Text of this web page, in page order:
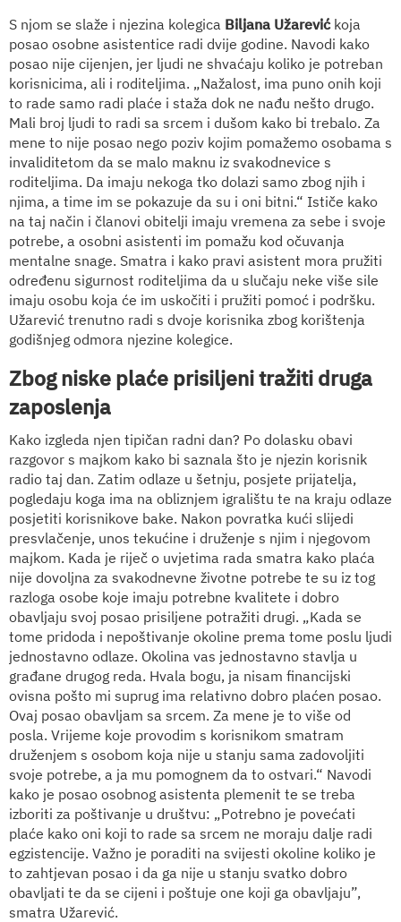
S njom se slaže i njezina kolegica Biljana Užarevićkoja
posao osobne asistentice radi dvije godine. Navodi kako
posao nije cijenjen, jer ljudi ne shvaćaju koliko je potreban
korisnicima, ali i roditeljima. „Nažalost, ima puno onih koji
to rade samo radi plaće i staža dok ne nađu nešto drugo.
Mali broj ljudi to radi sa srcem i dušom kako bi trebalo. Za
mene to nije posao nego poziv kojim pomažemo osobama s
invaliditetom da se malo maknu iz svakodnevice s
roditeljima. Da imaju nekoga tko dolazi samo zbog njih i
njima, a time im se pokazuje da su i oni bitni.“ Ističe kako
na taj način i članovi obitelji imaju vremena za sebe i svoje
potrebe, a osobni asistenti im pomažu kod očuvanja
mentalne snage. Smatra i kako pravi asistent mora pružiti
određenu sigurnost roditeljima da u slučaju neke više sile
imaju osobu koja će im uskočiti i pružiti pomoć i podršku.
Užarević trenutno radi s dvoje korisnika zbog korištenja
godišnjeg odmora njezine kolegice.
Zbog niske plaće prisiljeni tražiti druga
zaposlenja
Kako izgleda njen tipičan radni dan? Po dolasku obavi
razgovor s majkom kako bi saznala što je njezin korisnik
radio taj dan. Zatim odlaze u šetnju, posjete prijatelja,
pogledaju koga ima na obliznjem igralištu te na kraju odlaze
posjetiti korisnikove bake. Nakon povratka kući slijedi
presvlačenje, unos tekućine i druženje s njim i njegovom
majkom. Kada je riječ o uvjetima rada smatra kako plaća
nije dovoljna za svakodnevne životne potrebe te su iz tog
razloga osobe koje imaju potrebne kvalitete i dobro
obavljaju svoj posao prisiljene potražiti drugi. „Kada se
tome pridoda i nepoštivanje okoline prema tome poslu ljudi
jednostavno odlaze. Okolina vas jednostavno stavlja u
građane drugog reda. Hvala bogu, ja nisam financijski
ovisna pošto mi suprug ima relativno dobro plaćen posao.
Ovaj posao obavljam sa srcem. Za mene je to više od
posla. Vrijeme koje provodim s korisnikom smatram
druženjem s osobom koja nije u stanju sama zadovoljiti
svoje potrebe, a ja mu pomognem da to ostvari.“ Navodi
kako je posao osobnog asistenta plemenit te se treba
izboriti za poštivanje u društvu: „Potrebno je povećati
plaće kako oni koji to rade sa srcem ne moraju dalje radi
egzistencije. Važno je poraditi na svijesti okoline koliko je
to zahtjevan posao i da ga nije u stanju svatko dobro
obavljati te da se cijeni i poštuje one koji ga obavljaju”,
smatra Užarević.